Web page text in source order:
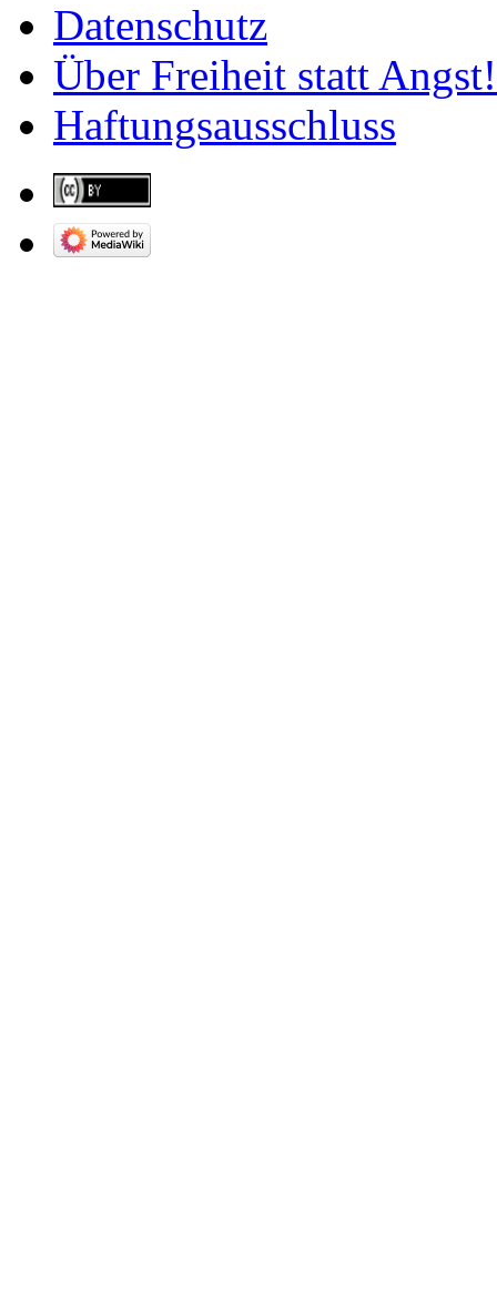
Datenschutz
Über Freiheit statt Angst!
Haftungsausschluss